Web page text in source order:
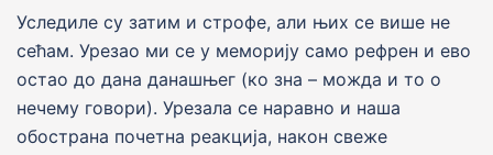
Уследиле су затим и строфе, али њих се више не
сећам. Урезао ми се у мемориjу само рефрен и ево
остао до дана данашњег (ко зна – можда и то о
нечему говори). Урезала се наравно и наша
обострана почетна реакциjа, након свеже